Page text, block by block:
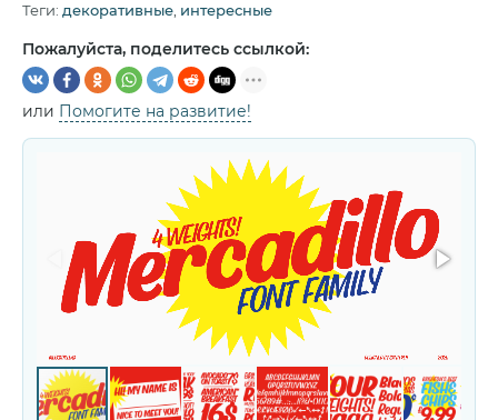
Теги: декоративные интересные
Пожалуйста, поделитесь ссылкой:
или Помогите на развитие!